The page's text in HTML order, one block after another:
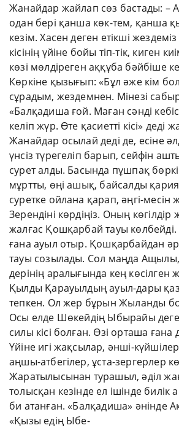
Жанайдар жайлап сөз бастады: –
одан бері қанша көк-тем, қанша
кезім. Хасен деген етікші
кісінің үйіне бойы тіп-тік, киген
көзі мөлдіреген аққұба бәйбіше
Көркіне қызығып: «Бұл әже кім
сұрадым, жездемнен. Мінезі
«Балқадиша ғой. Маған сәнді кебіс
келіп жүр. Өте қасиетті кісі» деді
Жанайдар осылай деді де, есіне
үнсіз түрегеліп барып, сейфін
сурет алды. Басында пұшпақ
мұртты, өңі ашық, байсалды
суретке ойлана қарап, әңгі-месін
Зерендіні көрдіңіз. Оның
жалғас Қошқарбай тауы көлбейді.
ғана ауыл отыр. Қошқарбайдан
тауы созылады. Сол маңда
дерінің аралығында кең көсілген
Қылды Қарауылдың ауыл-дары
тепкен. Ол жер бұрын Жыланды
Осы елде Шөкейдің Ыбырайы
силы кісі болған. Өзі орташа
Үйіне игі жақсылар, әнші-
аңшы-атбегілер, ұста-зергерлер
Жаратылысынан турашыл, әділ
толысқан кезінде ел ішінде билік
би атанған. «Балқадиша» әнінде
«Қызы едің Ыбе-